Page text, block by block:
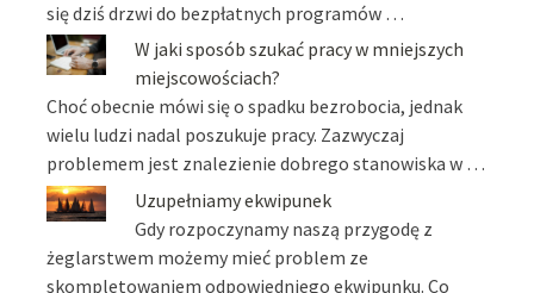
się dziś drzwi do bezpłatnych programów …
W jaki sposób szukać pracy w mniejszych
miejscowościach?
Choć obecnie mówi się o spadku bezrobocia, jednak
wielu ludzi nadal poszukuje pracy. Zazwyczaj
problemem jest znalezienie dobrego stanowiska w …
Uzupełniamy ekwipunek
Gdy rozpoczynamy naszą przygodę z
żeglarstwem możemy mieć problem ze
skompletowaniem odpowiedniego ekwipunku. Co